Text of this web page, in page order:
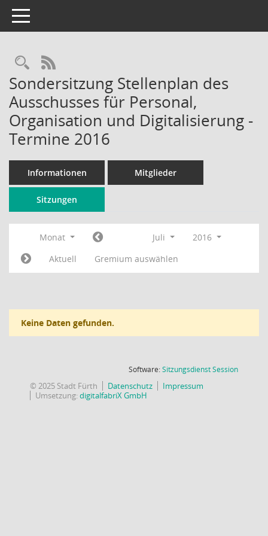
Toggle navigation
Rechercheauswahl
RSS-Feed
Sondersitzung Stellenplan des
Ausschusses für Personal,
Organisation und Digitalisierung -
Termine 2016
Informationen Mitglieder
Sitzungen
Monat Juli
2016
Aktuell
Gremium auswählen
Keine Daten gefunden.
Software:SitzungsdienstSession(Wird in
© 2025 Stadt Fürth Datenschutz
Impressum
Umsetzung:digitalfabriX GmbH